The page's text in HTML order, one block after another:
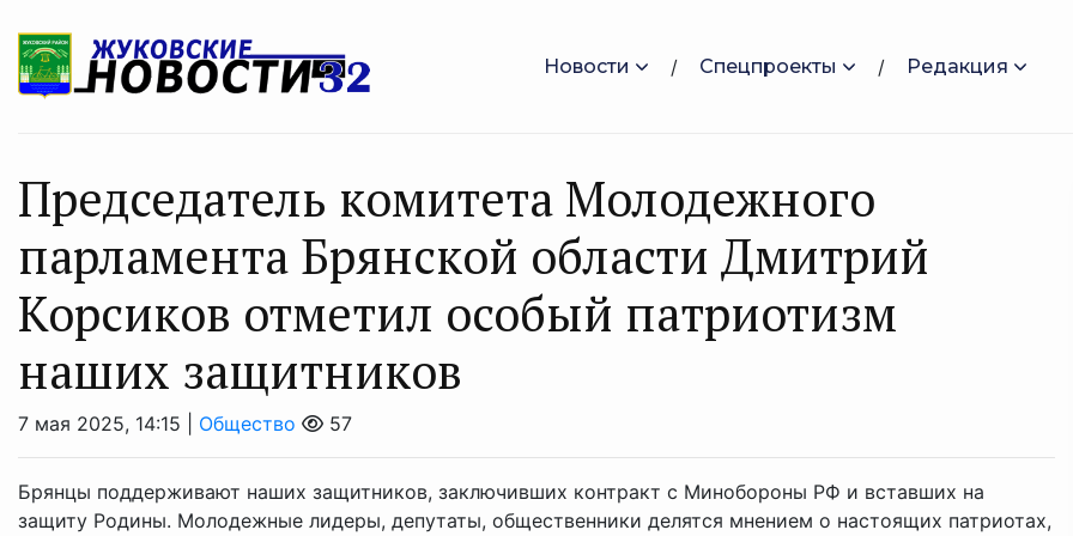
Новости Спецпроекты Редакция
Председатель комитета Молодежного
парламента Брянской области Дмитрий
Корсиков отметил особый патриотизм
наших защитников
7 мая 2025, 14:15 | Общество 57
Брянцы поддерживают наших защитников, заключивших контракт с Минобороны РФ и вставших на
защиту Родины. Молодежные лидеры, депутаты, общественники делятся мнением о настоящих патриотах,